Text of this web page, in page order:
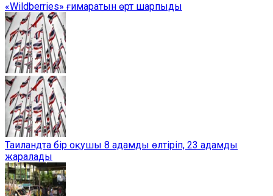
«Wildberries» ғимаратын өрт шарпыды
Таиландта бір оқушы 8 адамды өлтіріп, 23 адамды
жаралады